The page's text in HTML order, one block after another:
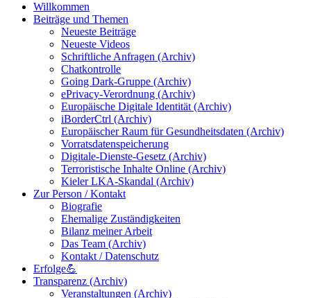
Willkommen
Beiträge und Themen
Neueste Beiträge
Neueste Videos
Schriftliche Anfragen (Archiv)
Chatkontrolle
Going Dark-Gruppe (Archiv)
ePrivacy-Verordnung (Archiv)
Europäische Digitale Identität (Archiv)
iBorderCtrl (Archiv)
Europäischer Raum für Gesundheitsdaten (Archiv)
Vorratsdatenspeicherung
Digitale-Dienste-Gesetz (Archiv)
Terroristische Inhalte Online (Archiv)
Kieler LKA-Skandal (Archiv)
Zur Person / Kontakt
Biografie
Ehemalige Zuständigkeiten
Bilanz meiner Arbeit
Das Team (Archiv)
Kontakt / Datenschutz
Erfolge💪
Transparenz (Archiv)
Veranstaltungen (Archiv)